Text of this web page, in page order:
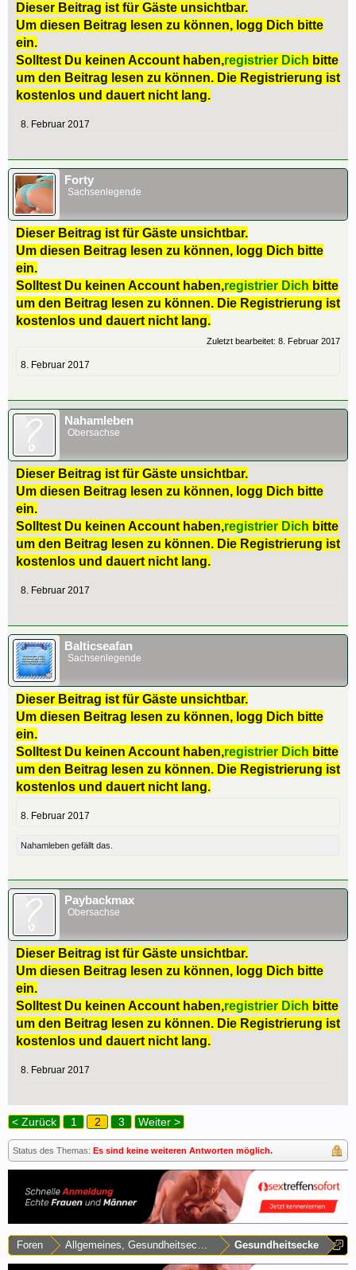
Dieser Beitrag ist für Gäste unsichtbar.
Um diesen Beitrag lesen zu können, logg Dich bitte
ein.
Solltest Du keinen Account haben,registrier Dich bitte
um den Beitrag lesen zu können. Die Registrierung ist
kostenlos und dauert nicht lang.
8. Februar 2017
Forty
Sachsenlegende
Dieser Beitrag ist für Gäste unsichtbar.
Um diesen Beitrag lesen zu können, logg Dich bitte
ein.
Solltest Du keinen Account haben,registrier Dich bitte
um den Beitrag lesen zu können. Die Registrierung ist
kostenlos und dauert nicht lang.
Zuletzt bearbeitet: 8. Februar 2017
8. Februar 2017
Nahamleben
Obersachse
Dieser Beitrag ist für Gäste unsichtbar.
Um diesen Beitrag lesen zu können, logg Dich bitte
ein.
Solltest Du keinen Account haben,registrier Dich bitte
um den Beitrag lesen zu können. Die Registrierung ist
kostenlos und dauert nicht lang.
8. Februar 2017
Balticseafan
Sachsenlegende
Dieser Beitrag ist für Gäste unsichtbar.
Um diesen Beitrag lesen zu können, logg Dich bitte
ein.
Solltest Du keinen Account haben,registrier Dich bitte
um den Beitrag lesen zu können. Die Registrierung ist
kostenlos und dauert nicht lang.
8. Februar 2017
Nahamleben gefällt das.
Paybackmax
Obersachse
Dieser Beitrag ist für Gäste unsichtbar.
Um diesen Beitrag lesen zu können, logg Dich bitte
ein.
Solltest Du keinen Account haben,registrier Dich bitte
um den Beitrag lesen zu können. Die Registrierung ist
kostenlos und dauert nicht lang.
8. Februar 2017
< Zurück 1 2 3 Weiter >
Status des Themas: Es sind keine weiteren Antworten möglich.
Foren Allgemeines, Gesundheitsecke & UmfragenGesundheitsecke